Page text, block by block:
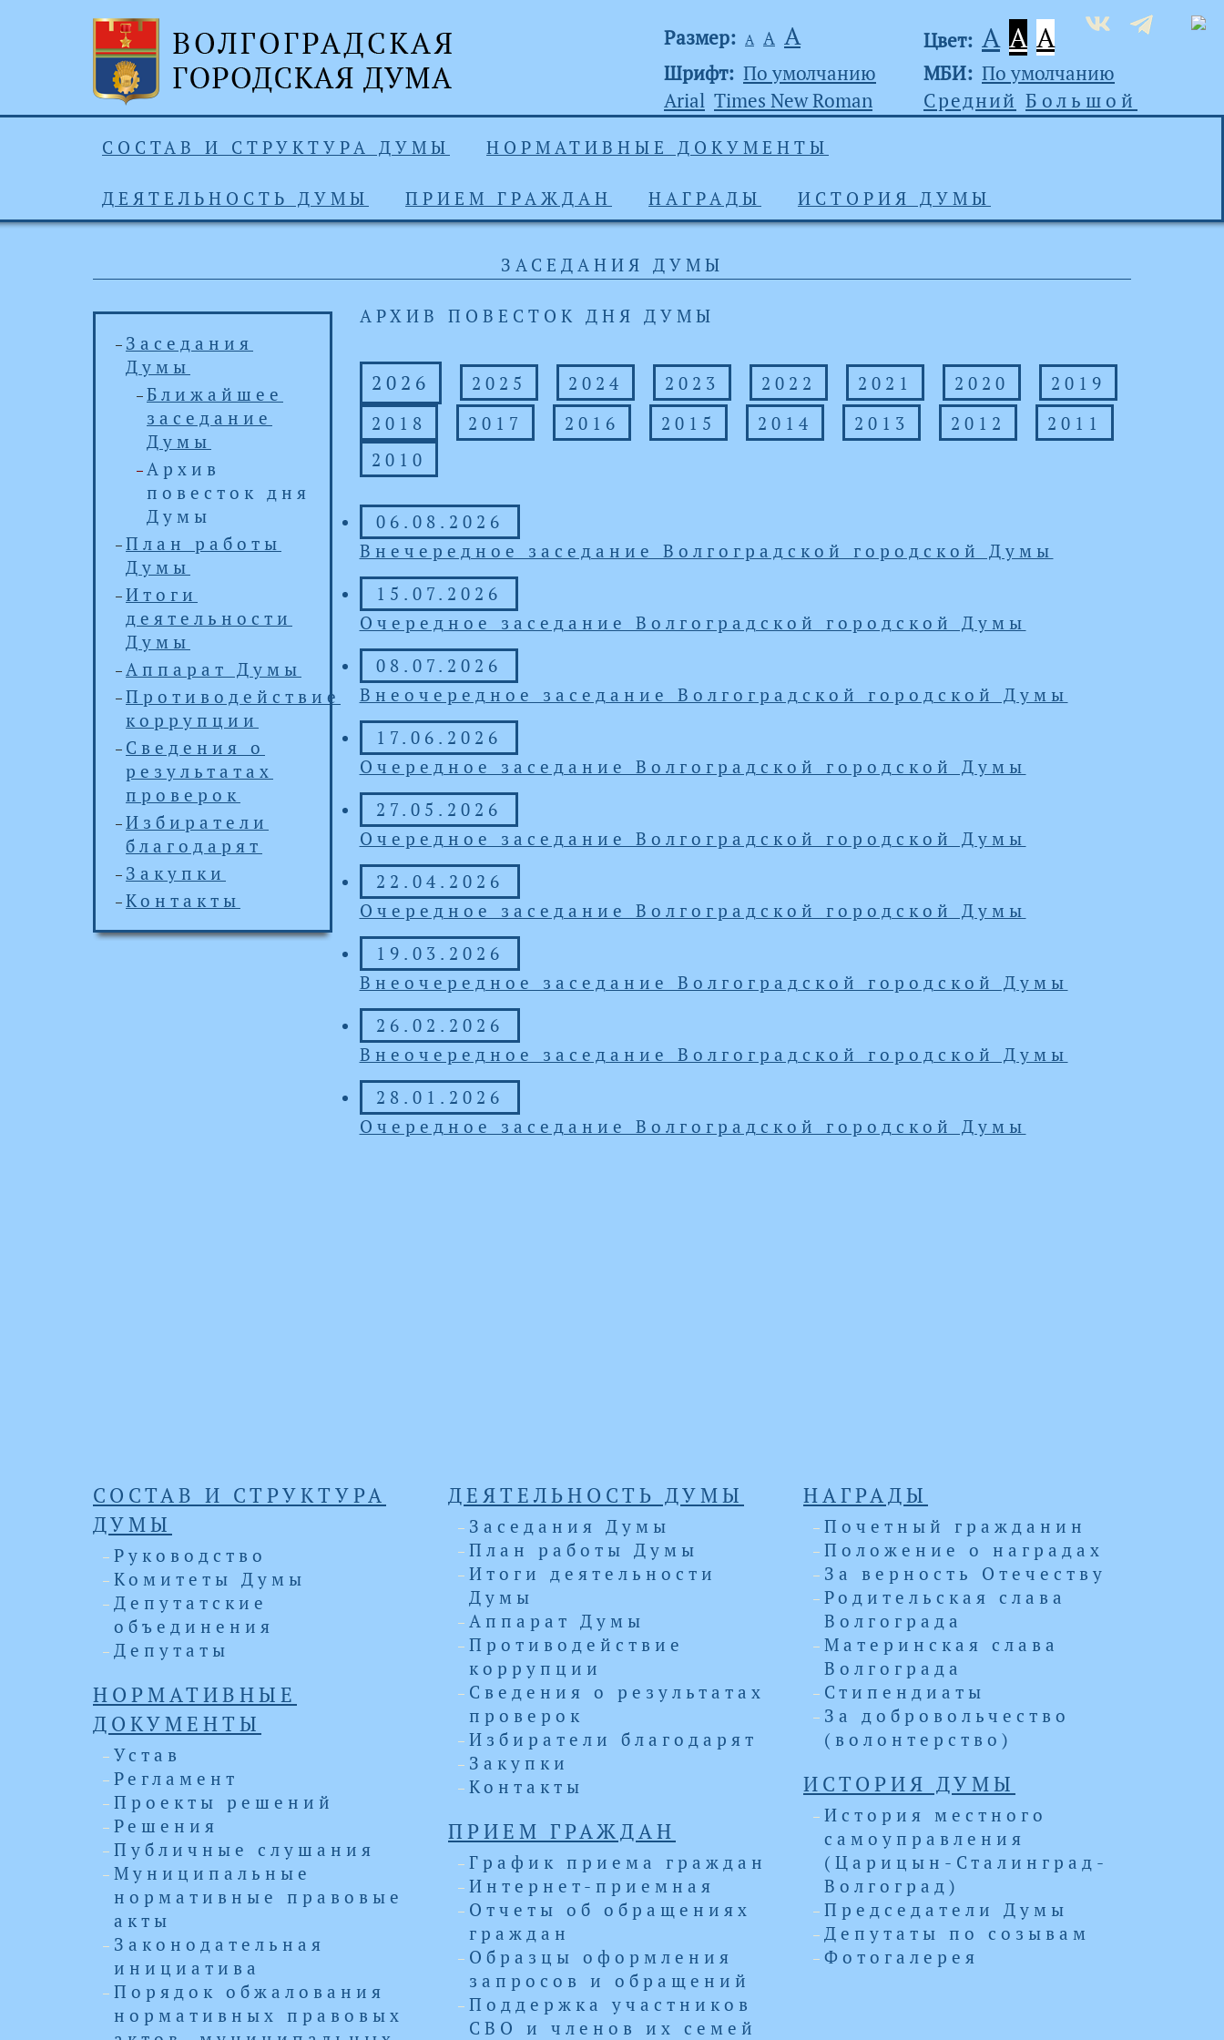
Размер: А А А Цвет: A A A
Шрифт: По умолчанию
Arial Times New Roman
МБИ: По умолчанию
Средний Большой
СОСТАВ И СТРУКТУРА ДУМЫ НОРМАТИВНЫЕ ДОКУМЕНТЫ
ДЕЯТЕЛЬНОСТЬ ДУМЫ ПРИЕМ ГРАЖДАН НАГРАДЫ ИСТОРИЯ ДУМЫ
ЗАСЕДАНИЯ ДУМЫ
Заседания
Думы
Ближайшее
заседание
Думы
Архив
повесток дня
Думы
План работы
Думы
Итоги
деятельности
Думы
Аппарат Думы
Противодействие
коррупции
Сведения о
результатах
проверок
Избиратели
благодарят
Закупки
Контакты
АРХИВ ПОВЕСТОК ДНЯ ДУМЫ
2026 2025 2024 2023 2022 2021 2020
2019
2018
2017 2016 2015 2014 2013 2012
2011
2010
06.08.2026
Внечередное заседание Волгоградской городской Думы
15.07.2026
Очередное заседание Волгоградской городской Думы
08.07.2026
Внеочередное заседание Волгоградской городской Думы
17.06.2026
Очередное заседание Волгоградской городской Думы
27.05.2026
Очередное заседание Волгоградской городской Думы
22.04.2026
Очередное заседание Волгоградской городской Думы
19.03.2026
Внеочередное заседание Волгоградской городской Думы
26.02.2026
Внеочередное заседание Волгоградской городской Думы
28.01.2026
Очередное заседание Волгоградской городской Думы
СОСТАВ И СТРУКТУРА
ДУМЫ
Руководство
Комитеты Думы
Депутатские
объединения
Депутаты
НОРМАТИВНЫЕ
ДОКУМЕНТЫ
Устав
Регламент
Проекты решений
Решения
Публичные слушания
Муниципальные
нормативные правовые
акты
Законодательная
инициатива
Порядок обжалования
нормативных правовых
ДЕЯТЕЛЬНОСТЬ ДУМЫ
Заседания Думы
План работы Думы
Итоги деятельности
Думы
Аппарат Думы
Противодействие
коррупции
Сведения о результатах
проверок
Избиратели благодарят
Закупки
Контакты
ПРИЕМ ГРАЖДАН
График приема граждан
Интернет-приемная
Отчеты об обращениях
граждан
Образцы оформления
запросов и обращений
Поддержка участников
СВО и членов их семей
НАГРАДЫ
Почетный гражданин
Положение о наградах
За верность Отечеству
Родительская слава
Волгограда
Материнская слава
Волгограда
Стипендиаты
За добровольчество
(волонтерство)
ИСТОРИЯ ДУМЫ
История местного
самоуправления
(Царицын-Сталинград-
Волгоград)
Председатели Думы
Депутаты по созывам
Фотогалерея